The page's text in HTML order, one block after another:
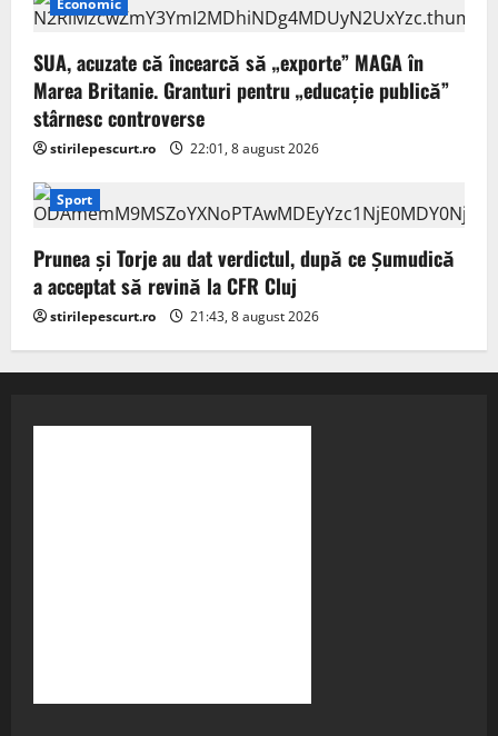
Economic
SUA, acuzate că încearcă să „exporte” MAGA în
Marea Britanie. Granturi pentru „educație publică”
stârnesc controverse
stirilepescurt.ro 22:01, 8 august 2026
Sport
Prunea și Torje au dat verdictul, după ce Șumudică
a acceptat să revină la CFR Cluj
stirilepescurt.ro 21:43, 8 august 2026